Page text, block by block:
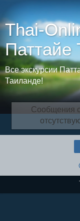
Thai-
Паттайе
Все экскурсии
Таиланде!
Сообщения